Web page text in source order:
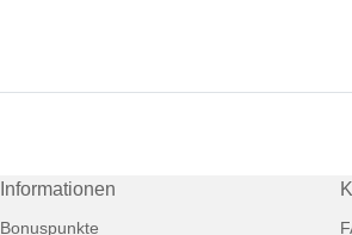
Informationen
Bonuspunkte